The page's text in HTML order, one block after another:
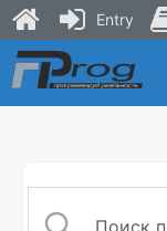
Skip
to
content
Entry